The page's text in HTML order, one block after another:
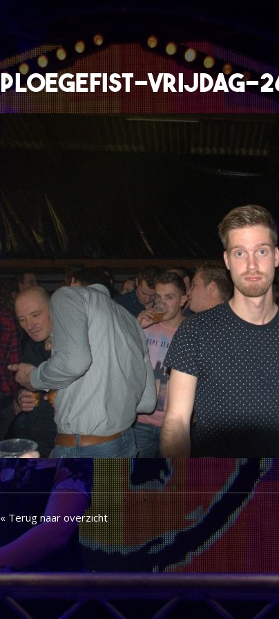
ploegefist-vrijdag-
« Terug naar overzicht